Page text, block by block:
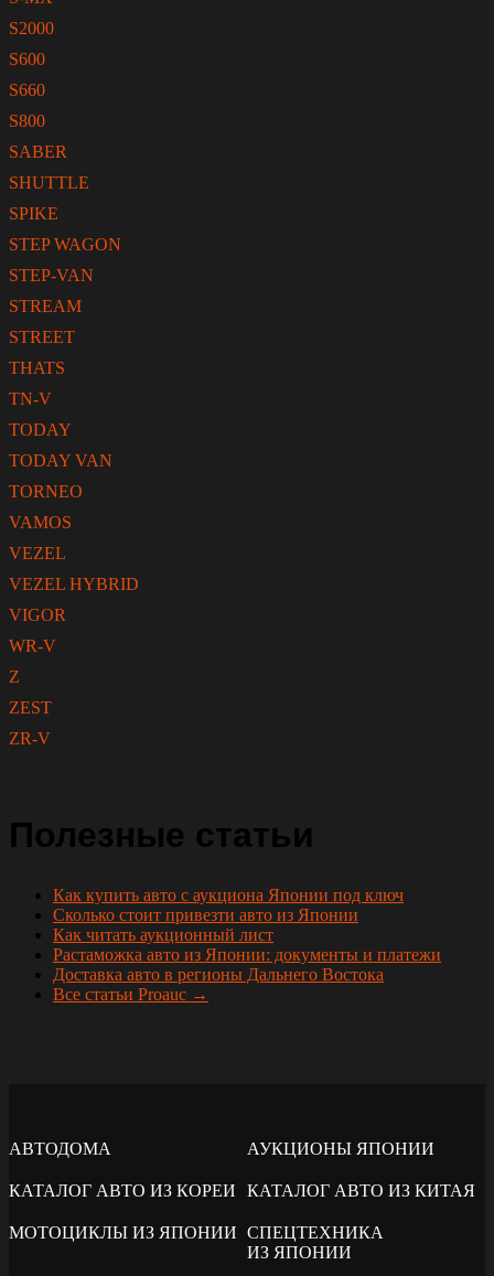
S2000
S600
S660
S800
SABER
SHUTTLE
SPIKE
STEP WAGON
STEP-VAN
STREAM
STREET
THATS
TN-V
TODAY
TODAY VAN
TORNEO
VAMOS
VEZEL
VEZEL HYBRID
VIGOR
WR-V
Z
ZEST
ZR-V
Полезные статьи
Как купить авто с аукциона Японии под ключ
Сколько стоит привезти авто из Японии
Как читать аукционный лист
Растаможка авто из Японии: документы и платежи
Доставка авто в регионы Дальнего Востока
Все статьи Proauc →
АВТОДОМА АУКЦИОНЫ ЯПОНИИ
КАТАЛОГ АВТО ИЗ КОРЕИ КАТАЛОГ АВТО ИЗ КИТАЯ
МОТОЦИКЛЫ ИЗ ЯПОНИИ СПЕЦТЕХНИКА
ИЗ ЯПОНИИ